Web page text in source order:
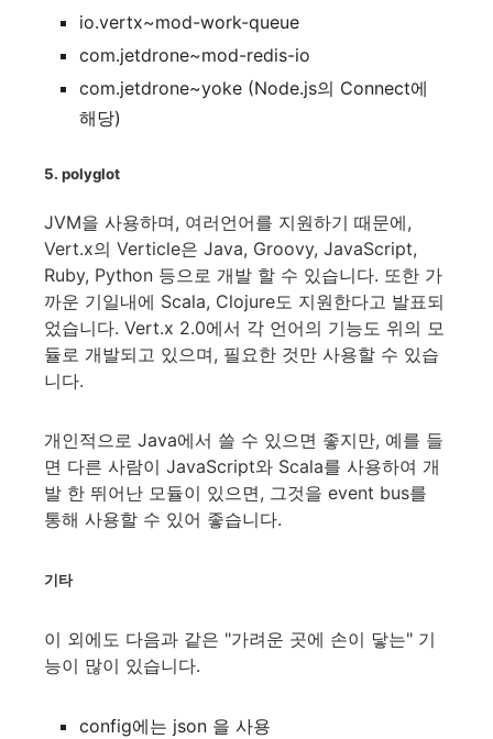
io.vertx~mod-work-queue
com.jetdrone~mod-redis-io
com.jetdrone~yoke (Node.js의 Connect에
해당)
5. polyglot
JVM을 사용하며, 여러언어를 지원하기 때문에,
Vert.x의 Verticle은 Java, Groovy, JavaScript,
Ruby, Python 등으로 개발 할 수 있습니다. 또한 가
까운 기일내에 Scala, Clojure도 지원한다고 발표되
었습니다. Vert.x 2.0에서 각 언어의 기능도 위의 모
듈로 개발되고 있으며, 필요한 것만 사용할 수 있습
니다.
개인적으로 Java에서 쓸 수 있으면 좋지만, 예를 들
면 다른 사람이 JavaScript와 Scala를 사용하여 개
발 한 뛰어난 모듈이 있으면, 그것을 event bus를
통해 사용할 수 있어 좋습니다.
기타
이 외에도 다음과 같은 "가려운 곳에 손이 닿는" 기
능이 많이 있습니다.
config에는 json 을 사용